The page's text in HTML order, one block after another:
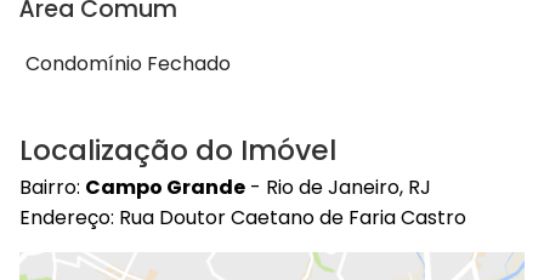
Área Comum
Condomínio Fechado
Localização do Imóvel
Bairro: Campo Grande - Rio de Janeiro, RJ
Endereço: Rua Doutor Caetano de Faria Castro